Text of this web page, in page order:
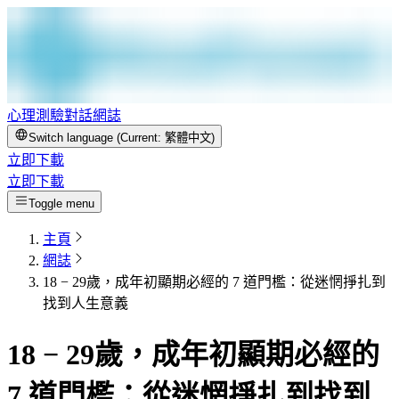
心理測驗對話網誌
Switch language (Current: 繁體中文)
立即下載
立即下載
Toggle menu
主頁
網誌
18 − 29歲，成年初顯期必經的 7 道門檻：從迷惘掙扎到
找到人生意義
18 − 29歲，成年初顯期必經的